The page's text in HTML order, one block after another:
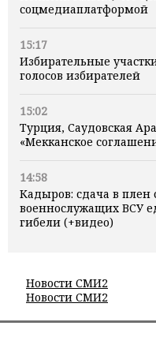
соцмедиаплатформой
15:17
Избирательные
голосов избирателей
15:02
Турция, Саудовская
«Мекканское
14:58
Кадыров: сдача в плен
военнослужащих ВСУ
гибели (+видео)
Новости СМИ2
Новости СМИ2